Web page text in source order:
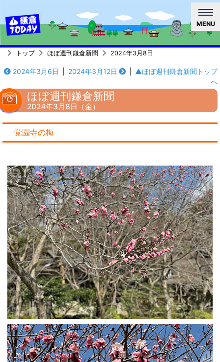
MENU
トップ ほぼ週刊鎌倉新聞 2024年3月8日
2024年3月6日 2024年3月12日
▲ほぼ週刊鎌倉新聞トップ
へ
ほぼ週刊鎌倉新聞
2024年3月8日（金）
覚園寺の梅